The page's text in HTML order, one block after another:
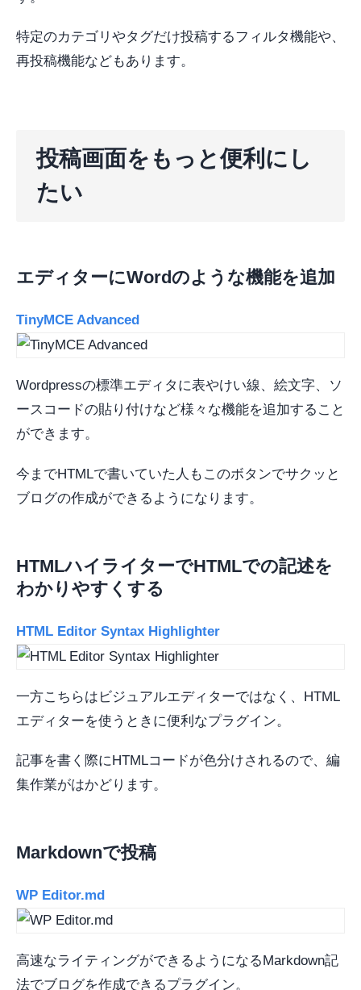
特定のカテゴリやタグだけ投稿するフィルタ機能や、
再投稿機能などもあります。
投稿画面をもっと便利にし
たい
エディターにWordのような機能を追加
TinyMCE Advanced
Wordpressの標準エディタに表やけい線、絵文字、ソ
ースコードの貼り付けなど様々な機能を追加すること
ができます。
今までHTMLで書いていた人もこのボタンでサクッと
ブログの作成ができるようになります。
HTMLハイライターでHTMLでの記述を
わかりやすくする
HTML Editor Syntax Highlighter
一方こちらはビジュアルエディターではなく、HTML
エディターを使うときに便利なプラグイン。
記事を書く際にHTMLコードが色分けされるので、編
集作業がはかどります。
Markdownで投稿
WP Editor.md
高速なライティングができるようになるMarkdown記
法でブログを作成できるプラグイン。